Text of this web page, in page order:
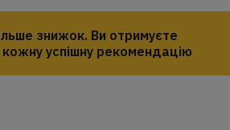
знижок. Ви отримуєте
успішну рекомендацію